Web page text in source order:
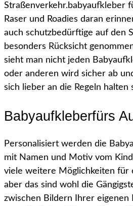
Straßenverkehr.babyaufkleber
Raser und Roadies daran
auch schutzbedürftige auf den
besonders Rücksicht
sieht man nicht jeden
oder anderen wird sicher ab
sich lieber an die Regeln halten
Babyaufkleberfürs
Personalisiert werden die
mit Namen und Motiv vom
viele weitere Möglichkeiten für
aber das sind wohl die
zwischen Bildern Ihrer eigenen